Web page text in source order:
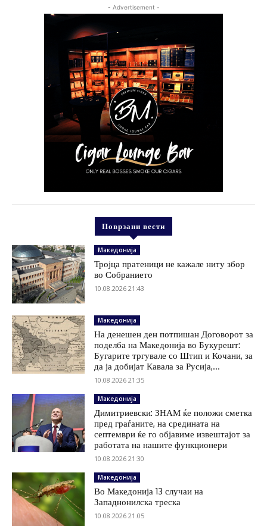
- Advertisement -
Поврзани вести
Македонија
Тројца пратеници не кажале ниту збор
во Собранието
10.08.2026 21:43
Македонија
На денешен ден потпишан Договорот за
поделба на Македонија во Букурешт:
Бугарите тргувале со Штип и Кочани, за
да ја добијат Кавала за Русија,...
10.08.2026 21:35
Македонија
Димитриевски: ЗНАМ ќе положи сметка
пред граѓаните, на средината на
септември ќе го објавиме извештајот за
работата на нашите функционери
10.08.2026 21:30
Македонија
Во Македонија 13 случаи на
Западнонилска треска
10.08.2026 21:05